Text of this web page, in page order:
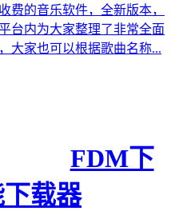
费的音乐软件，全新版本，
台内为大家整理了非常全面
大家也可以根据歌曲名称...
FDM下
载器